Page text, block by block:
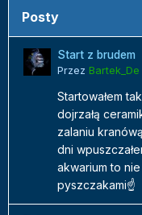
Posty
Start z brudem
Przez Bartek_De
Startowałem
dojrzałą
zalaniu
dni
akwarium to
pyszczakami☝️